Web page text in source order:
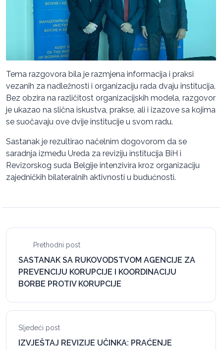
Tema razgovora bila je razmjena informacija i praksi
vezanih za nadležnosti i organizaciju rada dvaju institucija.
Bez obzira na različitost organizacijskih modela, razgovor
je ukazao na slična iskustva, prakse, ali i izazove sa kojima
se suočavaju ove dvije institucije u svom radu.
Sastanak je rezultirao načelnim dogovorom da se
saradnja između Ureda za reviziju institucija BiH i
Revizorskog suda Belgije intenzivira kroz organizaciju
zajedničkih bilateralnih aktivnosti u budućnosti.
Prethodni post
SASTANAK SA RUKOVODSTVOM AGENCIJE ZA
PREVENCIJU KORUPCIJE I KOORDINACIJU
BORBE PROTIV KORUPCIJE
Sljedeći post
IZVJEŠTAJ REVIZIJE UČINKA: PRAĆENJE